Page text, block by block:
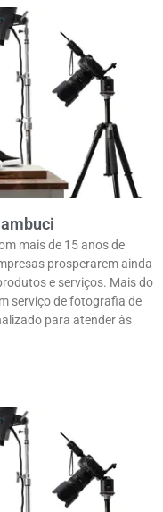
mais de 15 anos de
prosperarem ainda
e serviços. Mais do
serviço de fotografia de
para atender às